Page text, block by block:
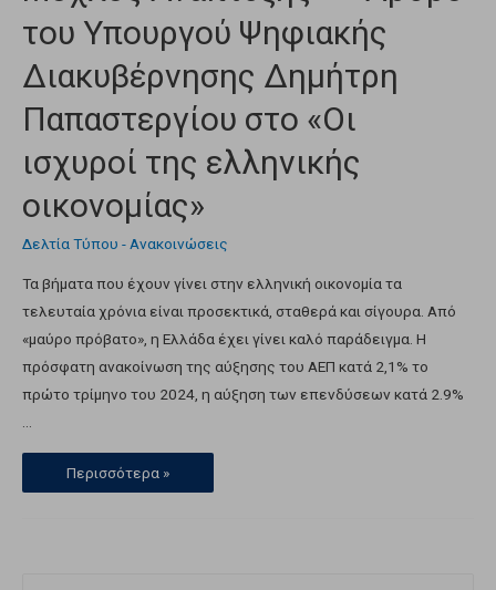
του Υπουργού Ψηφιακής
Διακυβέρνησης Δημήτρη
Παπαστεργίου στο «Οι
ισχυροί της ελληνικής
οικονομίας»
Δελτία Τύπου - Ανακοινώσεις
Τα βήματα που έχουν γίνει στην ελληνική οικονομία τα
τελευταία χρόνια είναι προσεκτικά, σταθερά και σίγουρα. Από
«μαύρο πρόβατο», η Ελλάδα έχει γίνει καλό παράδειγμα. Η
πρόσφατη ανακοίνωση της αύξησης του ΑΕΠ κατά 2,1% το
πρώτο τρίμηνο του 2024, η αύξηση των επενδύσεων κατά 2.9%
Περισσότερα »